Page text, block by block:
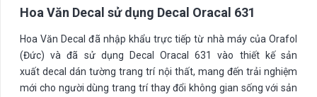
Hoa Văn Decal sử dụng Decal Oracal 631
Hoa Văn Decal đã nhập khẩu trực tiếp từ nhà máy của Orafol
(Đức) và đã sử dụng Decal Oracal 631 vào thiết kế sản
xuất decal dán tường trang trí nội thất, mang đến trải nghiệm
mới cho người dùng trang trí thay đổi không gian sống với sản